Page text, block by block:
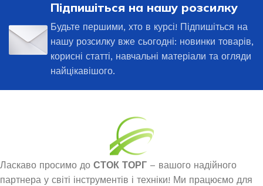
Підпишіться на нашу розсилку
Будьте першими, хто в курсі! Підпишіться на
нашу розсилку вже сьогодні: новинки товарів,
корисні статті, навчальні матеріали та огляди
найцікавішого.
Ласкаво просимо до СТОК ТОРГ – вашого надійного
партнера у світі інструментів і техніки! Ми працюємо для